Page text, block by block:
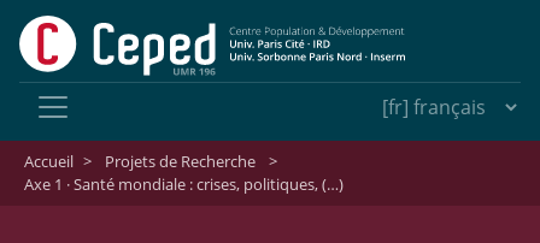
Accueil > Projets de Recherche
>
Axe 1 · Santé mondiale : crises, politiques, (…)